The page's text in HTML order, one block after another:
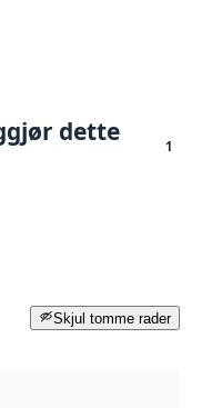
dette
1
Skjul tomme rader